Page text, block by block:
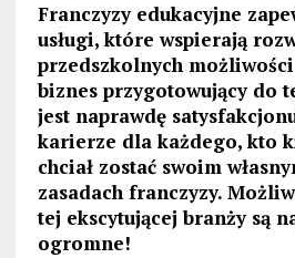
Franczyzy edukacyjne
usługi, które wspierają
przedszkolnych
biznes przygotowujący do
jest naprawdę
karierze dla każdego, kto
chciał zostać swoim
zasadach franczyzy.
tej ekscytującej branży są
ogromne!